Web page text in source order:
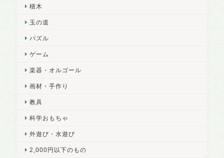
積木
玉の道
パズル
ゲーム
楽器・オルゴール
画材・手作り
教具
科学おもちゃ
外遊び・水遊び
2,000円以下のもの